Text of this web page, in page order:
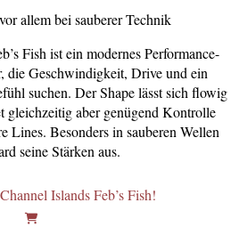
allem bei sauberer Technik
Fish ist ein modernes Performance-
die Geschwindigkeit, Drive und ein
suchen. Der Shape lässt sich flowig
gleichzeitig aber genügend Kontrolle
Lines. Besonders in sauberen Wellen
seine Stärken aus.
Islands Feb’s Fish!